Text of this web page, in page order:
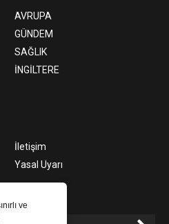
ve
AVRUPA
GÜNDEM
SAĞLIK
İNGİLTERE
İletişim
Yasal Uyarı